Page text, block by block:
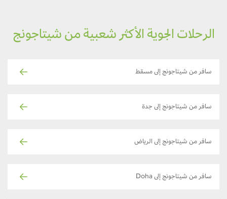
الرحلات الجوية الأكثر شعبية من شيتاجونج
سافر من شيتاجونج إلى مسقط
سافر من شيتاجونج إلى جدة
سافر من شيتاجونج إلى الرياض
سافر من شيتاجونج إلى Doha